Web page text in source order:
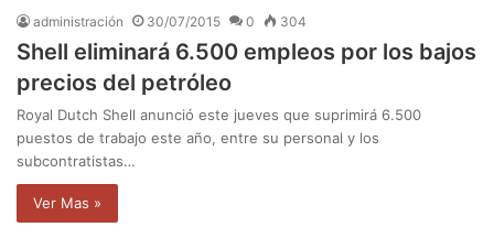
administración 30/07/2015 0 304
Shell eliminará 6.500 empleos por los bajos
precios del petróleo
Royal Dutch Shell anunció este jueves que suprimirá 6.500
puestos de trabajo este año, entre su personal y los
subcontratistas…
Ver Mas »